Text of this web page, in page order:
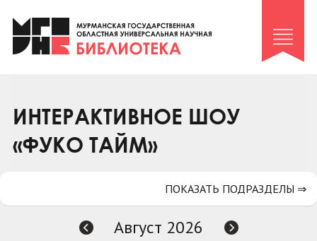
Клуб «Гиря и сельдерей»
Клуб «Семейный архив»
Коллегам
Контакты
ИНТЕРАКТИВНОЕ ШОУ
«ФУКО ТАЙМ»
ПОКАЗАТЬ ПОДРАЗДЕЛЫ ⇒
Август 2026